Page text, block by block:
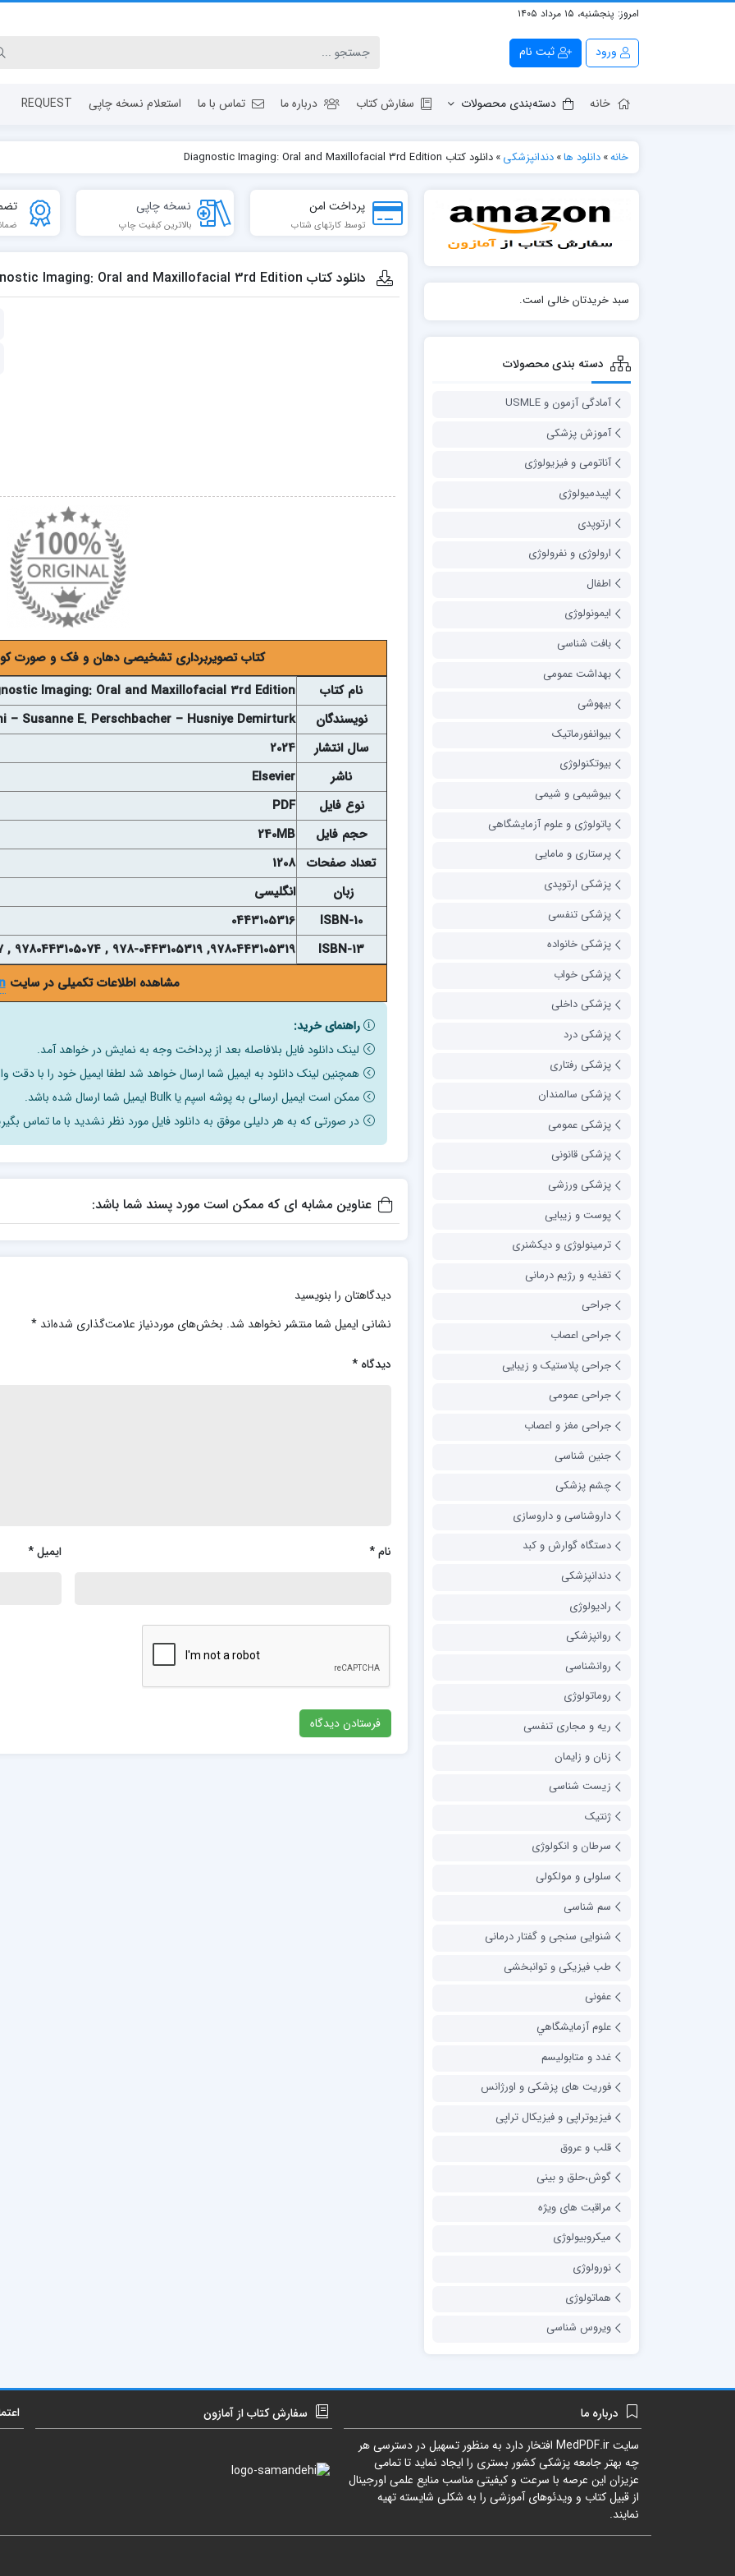
امروز: پنجشنبه، ۱۵ مرداد ۱۴۰۵
ورود ثبت نام
خانه دسته‌بندی محصولات سفارش کتاب درباره ما تماس با ما استعلام نسخه چاپی REQUEST
خانه»دانلود ها»دندانپزشکی»دانلود كتاب Diagnostic Imaging: Oral and Maxillofacial 3rd Edition
پرداخت امن
توسط کارتهای شتاب
نسخه چاپی
بالاترین کبفیت چاپ
دانلود كتاب Diagnostic Imaging: Oral and Maxillofacial 3rd Edition
کتاب تصویربرداری تشخیصی دهان و فک و صورت
نام کتاب
Imaging: Oral and Maxillofacial 3rd Edition
نويسندگان
– Susanne E. Perschbacher – Husniye Demirturk
سال انتشار
2024
ناشر
Elsevier
نوع فايل
PDF
حجم فايل
240MB
تعداد صفحات
1208
زبان
انگلیسی
ISBN-10
0443105316
ISBN-13
9780443105319, 978-0443105319 , 9780443105074 , 9780443105067
مشاهده اطلاعات تکمیلی در سایت
راهنمای خرید:
لینک دانلود فایل بلافاصله بعد از پرداخت وجه به نمایش در خواهد آمد.
همچنین لینک دانلود به ایمیل شما ارسال خواهد شد لطفا ایمیل خود را با دقت
ممکن است ایمیل ارسالی به پوشه اسپم یا Bulk ایمیل شما ارسال شده باشد.
در صورتی که به هر دلیلی موفق به دانلود فایل مورد نظر نشدید با ما تماس
عناوین مشابه ای که ممکن است مورد پسند شما باشد:
دیدگاهتان را بنویسید
نشانی ایمیل شما منتشر نخواهد شد. بخش‌های موردنیاز علامت‌گذاری شده‌اند*
دیدگاه*
نام* ایمیل*
سبد خریدتان خالی است.
دسته بندی محصولات
آمادگی آزمون و USMLE
آموزش پزشکی
آناتومی و فیزیولوژی
اپیدمیولوژی
ارتوپدی
ارولوژی و نفرولوژی
اطفال
ایمونولوژی
بافت شناسی
بهداشت عمومی
بیهوشی
بیوانفورماتیک
بیوتکنولوژی
بیوشیمی و شیمی
پاتولوژی و علوم آزمایشگاهی
پرستاری و مامایی
پزشکی ارتوپدی
پزشکی تنفسی
پزشکی خانواده
پزشکی خواب
پزشکی داخلی
پزشکی درد
پزشکی رفتاری
پزشکی سالمندان
پزشکی عمومی
پزشکی قانونی
پزشکی ورزشی
پوست و زیبایی
ترمینولوژی و دیکشنری
تغذیه و رژیم درمانی
جراحی
جراحی اعصاب
جراحی پلاستیک و زیبایی
جراحی عمومی
جراحی مغز و اعصاب
جنین شناسی
چشم پزشکی
داروشناسی و داروسازی
دستگاه گوارش و کبد
دندانپزشکی
رادیولوژی
روانپزشکی
روانشناسی
روماتولوژی
ریه و مجاری تنفسی
زنان و زایمان
زیست شناسی
ژنتیک
سرطان و انکولوژی
سلولی و مولکولی
سم شناسی
شنوایی سنجی و گفتار درمانی
طب فیزیکی و توانبخشی
عفونی
علوم آزمايشگاهي
غدد و متابولیسم
فوریت های پزشکی و اورژانس
فیزیوتراپی و فیزیکال تراپی
قلب و عروق
گوش،حلق و بینی
مراقبت های ویژه
میکروبیولوژی
نورولوژی
هماتولوژی
ویروس شناسی
درباره ما
سایتMedPDF.ir افتخار دارد به منظور تسهیل در دسترسی هر
چه بهتر جامعه پزشکی کشور بستری را ایجاد نماید تا تمامی
عزیزان این عرصه با سرعت و کیفیتی مناسب منایع علمی اورجینال
از قبیل کتاب و ویدئوهای آموزشی را به شکلی شایسته تهیه
نمایند.
سفارش کتاب از آمازون